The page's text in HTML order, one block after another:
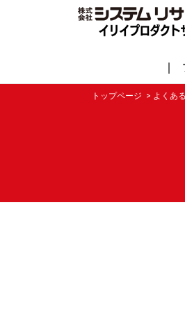
トップページ よくあ